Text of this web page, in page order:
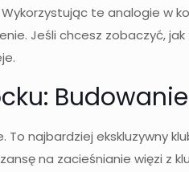
te analogie w
Jeśli chcesz zobaczyć,
najbardziej ekskluzywny
na zacieśnianie więzi z